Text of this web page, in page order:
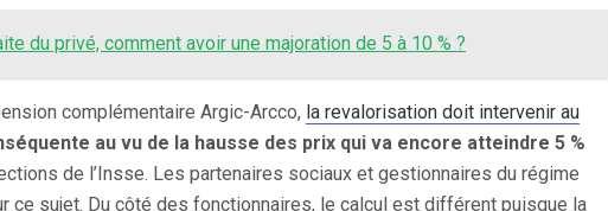
du privé, comment avoir une majoration de 5 à 10 % ?
complémentaire Argic-Arcco, la revalorisation doit intervenir au
au vu de la hausse des prix qui va encore atteindre 5 %
de l’Insse. Les partenaires sociaux et gestionnaires du régime
ce sujet. Du côté des fonctionnaires, le calcul est différent puisque la